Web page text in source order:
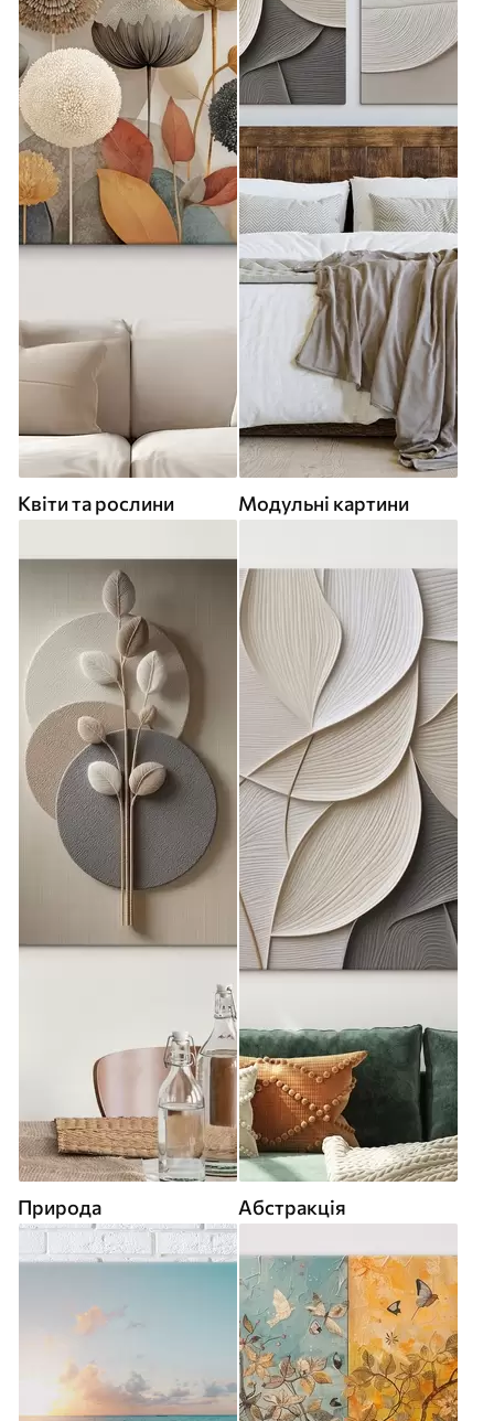
Квіти та рослини Модульні картини
Природа Абстракція